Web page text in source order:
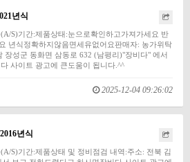
년식
S)기간:제품상태:눈으로확인하고가져가세요 반
년식정확하지않음면세유없어요판매자: 농가위탁
장성군 동화면 삼동로 632 (남평리)"장비다" 에서
사이트 광고에 큰도움이 됩니다.^^
2025-12-04 09:26:02
년식
S)기간:제품상태 및 정비점검 내역:주소: 전북 김